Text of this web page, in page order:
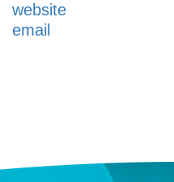
website
email